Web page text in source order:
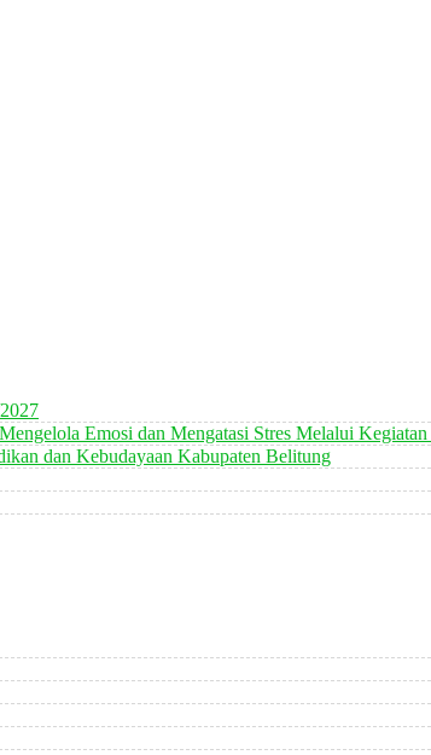
Emosi dan Mengatasi Stres Melalui
dan Kebudayaan Kabupaten Belitung